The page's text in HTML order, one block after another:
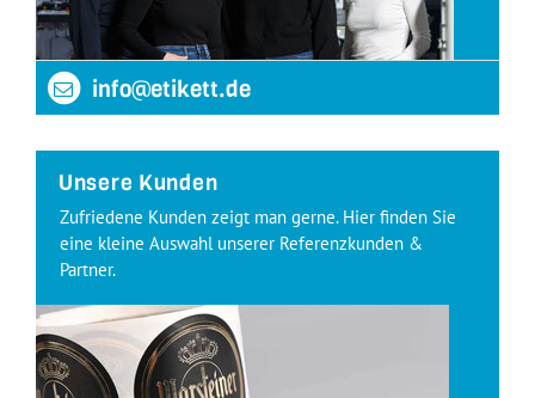
info@etikett.de
Unsere Kunden
Zufriedene Kunden zeigt man gerne. Hier finden Sie
eine kleine Auswahl unserer Referenzkunden &
Partner.